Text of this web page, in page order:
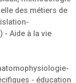
des métiers de
- Aide à la vie
- éducation